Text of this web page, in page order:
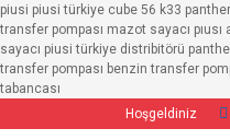
piusi piusi türkiye cube 56 k33
transfer pompası mazot sayacı
sayacı piusi türkiye distribitörü
transfer pompası benzin transfer
tabancası
Hoşgeldiniz